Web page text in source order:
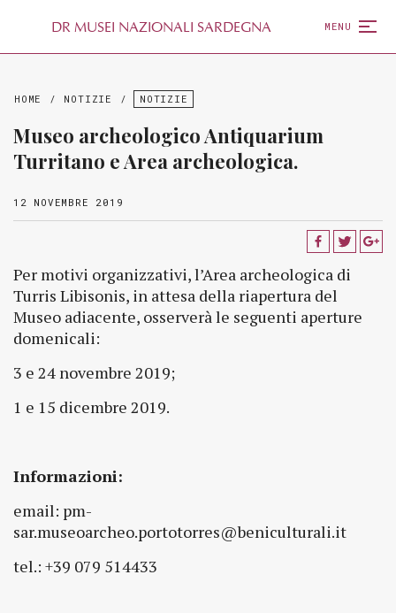
DR MUSEI NAZIONALI SARDEGNA MENU
HOME / NOTIZIE / NOTIZIE
Museo archeologico Antiquarium
Turritano e Area archeologica.
12 NOVEMBRE 2019
Per motivi organizzativi, l’Area archeologica di
Turris Libisonis, in attesa della riapertura del
Museo adiacente, osserverà le seguenti aperture
domenicali:
3 e 24 novembre 2019;
1 e 15 dicembre 2019.
Informazioni:
email: pm-
sar.museoarcheo.portotorres@beniculturali.it
tel.: +39 079 514433